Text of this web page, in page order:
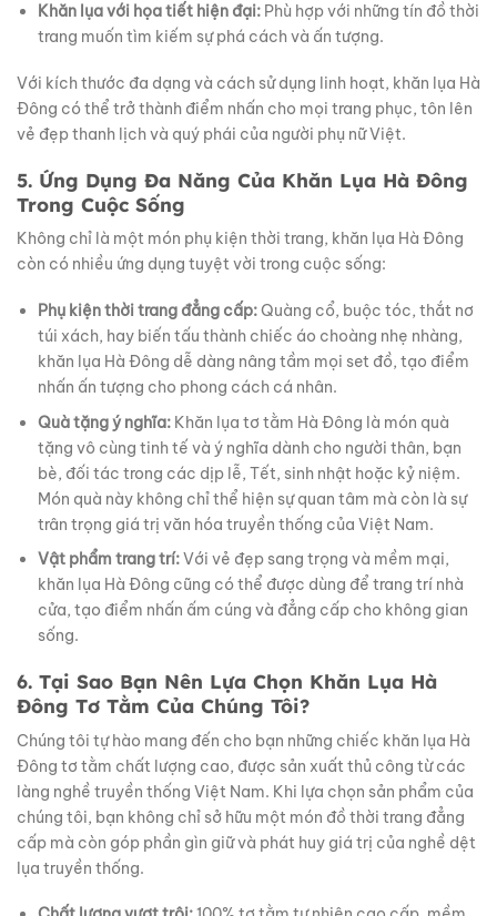
Khăn lụa với họa tiết hiện đại:Phù hợp với những tín đồ thời
trang muốn tìm kiếm sự phá cách và ấn tượng.
Với kích thước đa dạng và cách sử dụng linh hoạt, khăn lụa Hà
Đông có thể trở thành điểm nhấn cho mọi trang phục, tôn lên
vẻ đẹp thanh lịch và quý phái của người phụ nữ Việt.
5. Ứng Dụng Đa Năng Của Khăn Lụa Hà Đông
Trong Cuộc Sống
Không chỉ là một món phụ kiện thời trang, khăn lụa Hà Đông
còn có nhiều ứng dụng tuyệt vời trong cuộc sống:
Phụ kiện thời trang đẳng cấp:Quàng cổ, buộc tóc, thắt nơ
túi xách, hay biến tấu thành chiếc áo choàng nhẹ nhàng,
khăn lụa Hà Đông dễ dàng nâng tầm mọi set đồ, tạo điểm
nhấn ấn tượng cho phong cách cá nhân.
Quà tặng ý nghĩa:Khăn lụa tơ tằm Hà Đông là món quà
tặng vô cùng tinh tế và ý nghĩa dành cho người thân, bạn
bè, đối tác trong các dịp lễ, Tết, sinh nhật hoặc kỷ niệm.
Món quà này không chỉ thể hiện sự quan tâm mà còn là sự
trân trọng giá trị văn hóa truyền thống của Việt Nam.
Vật phẩm trang trí:Với vẻ đẹp sang trọng và mềm mại,
khăn lụa Hà Đông cũng có thể được dùng để trang trí nhà
cửa, tạo điểm nhấn ấm cúng và đẳng cấp cho không gian
sống.
6. Tại Sao Bạn Nên Lựa Chọn Khăn Lụa Hà
Đông Tơ Tằm Của Chúng Tôi?
Chúng tôi tự hào mang đến cho bạn những chiếc khăn lụa Hà
Đông tơ tằm chất lượng cao, được sản xuất thủ công từ các
làng nghề truyền thống Việt Nam. Khi lựa chọn sản phẩm của
chúng tôi, bạn không chỉ sở hữu một món đồ thời trang đẳng
cấp mà còn góp phần gìn giữ và phát huy giá trị của nghề dệt
lụa truyền thống.